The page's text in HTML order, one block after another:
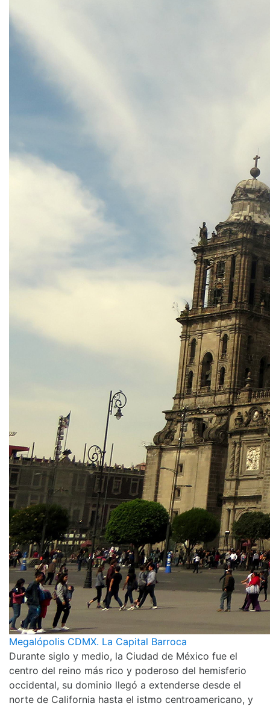
Megalópolis CDMX. La Capital Barroca
Durante siglo y medio, la Ciudad de México fue el
centro del reino más rico y poderoso del hemisferio
occidental, su dominio llegó a extenderse desde el
norte de California hasta el istmo centroamericano, y